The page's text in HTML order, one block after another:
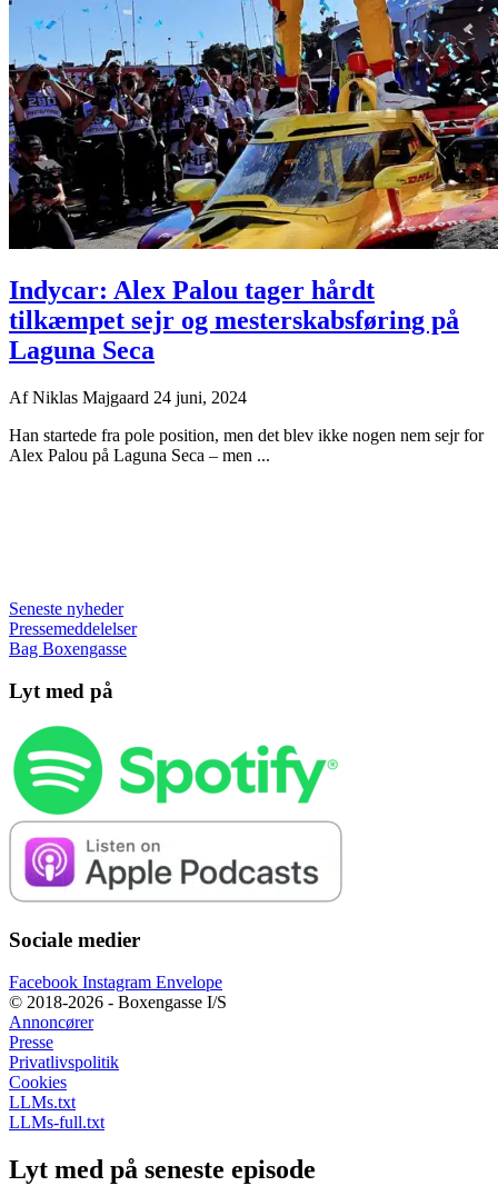
Indycar: Alex Palou tager hårdt
tilkæmpet sejr og mesterskabsføring på
Laguna Seca
AfNiklas Majgaard 24 juni, 2024
Han startede fra pole position, men det blev ikke nogen nem sejr for
Alex Palou på Laguna Seca – men ...
Seneste nyheder
Pressemeddelelser
Bag Boxengasse
Lyt med på
Sociale medier
Facebook Instagram Envelope
© 2018-2026 - Boxengasse I/S
Annoncører
Presse
Privatlivspolitik
Cookies
LLMs.txt
LLMs-full.txt
Lyt med på seneste episode